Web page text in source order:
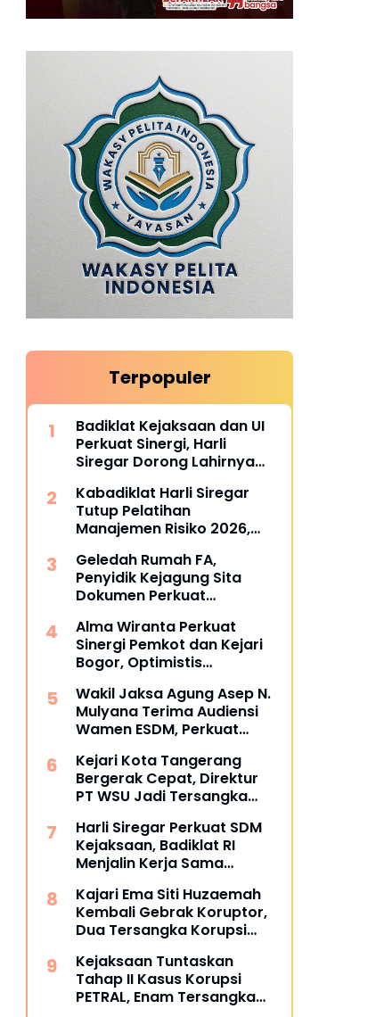
Terpopuler
Badiklat Kejaksaan dan UI
Perkuat Sinergi, Harli
Siregar Dorong Lahirnya
Kejaksaan
Kabadiklat Harli Siregar
Tutup Pelatihan
Manajemen Risiko 2026,
Agen Perubahan di Seluruh
Satker Kejaksaan
Geledah Rumah FA,
Penyidik Kejagung Sita
Dokumen Perkuat
Alma Wiranta Perkuat
Sinergi Pemkot dan Kejari
Bogor, Optimistis
Perdata Tanpa Rugikan
Daerah
Wakil Jaksa Agung Asep N.
Mulyana Terima Audiensi
Wamen ESDM, Perkuat
Sektor Energi Nasional
Kejari Kota Tangerang
Bergerak Cepat, Direktur
PT WSU Jadi Tersangka
Operasional Boeing 737-
300
Harli Siregar Perkuat SDM
Kejaksaan, Badiklat RI
Menjalin Kerja Sama
Kajari Ema Siti Huzaemah
Kembali Gebrak Koruptor,
Dua Tersangka Korupsi
Langsung Dijebloskan ke
Penjara
Kejaksaan Tuntaskan
Tahap II Kasus Korupsi
PETRAL, Enam Tersangka